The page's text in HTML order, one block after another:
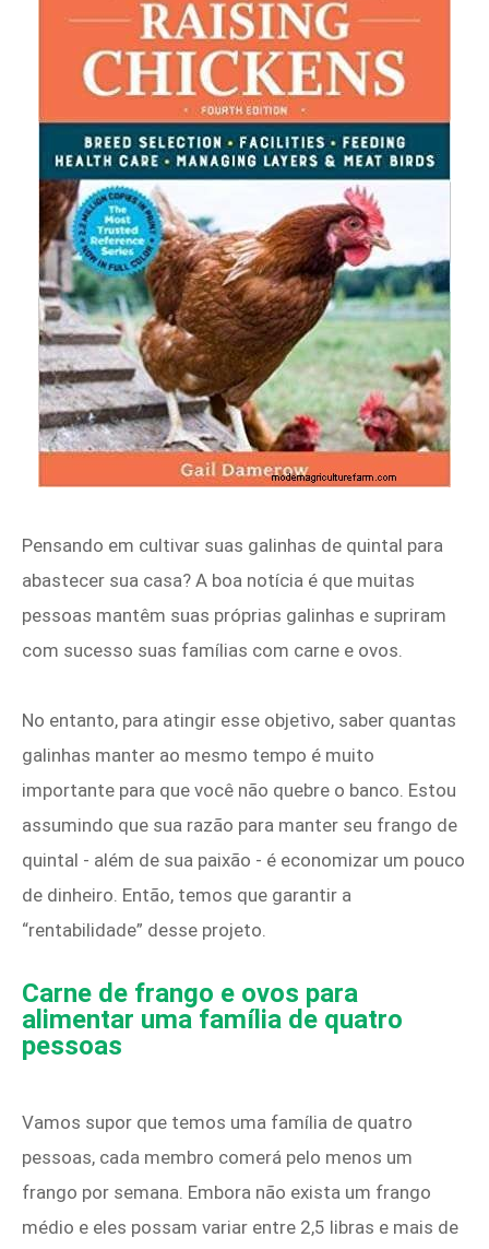
Pensando em cultivar suas galinhas de quintal para
abastecer sua casa? A boa notícia é que muitas
pessoas mantêm suas próprias galinhas e supriram
com sucesso suas famílias com carne e ovos.
No entanto, para atingir esse objetivo, saber quantas
galinhas manter ao mesmo tempo é muito
importante para que você não quebre o banco. Estou
assumindo que sua razão para manter seu frango de
quintal - além de sua paixão - é economizar um pouco
de dinheiro. Então, temos que garantir a
“rentabilidade” desse projeto.
Carne de frango e ovos para
alimentar uma família de quatro
pessoas
Vamos supor que temos uma família de quatro
pessoas, cada membro comerá pelo menos um
frango por semana. Embora não exista um frango
médio e eles possam variar entre 2,5 libras e mais de